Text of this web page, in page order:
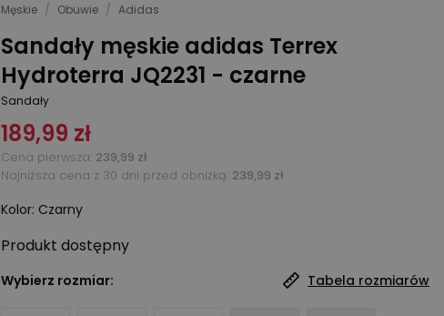
Męskie / Obuwie / Adidas
Sandały męskie adidas Terrex
Hydroterra JQ2231 - czarne
Sandały
189,99 zł
Cena pierwsza 239,99 zł
Najniższa cena z 30 dni przed obniżką: 239,99 zł
Kolor: Czarny
Produkt dostępny
Wybierz rozmiar: Tabela rozmiarów